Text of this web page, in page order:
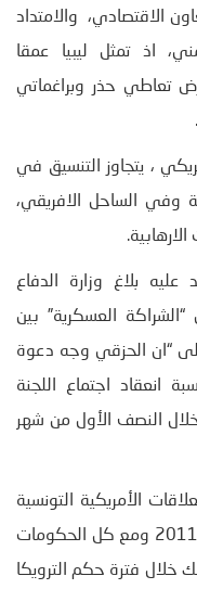
الاقتصادي، والامتداد
اذ تمثل ليبيا عمقا
تعاطي حذر وبراغماتي
، يتجاوز التنسيق في
وفي الساحل الافريقي،
عليه بلاغ وزارة الدفاع
العسكرية” بين
الى “ان الحزقي وجه دعوة
انعقاد اجتماع اللجنة
خلال النصف الأول من شهر
الأمريكية التونسية
بشكل بارز وملحوظ بعد ثورة 14 جانفي 2011 ومع كل الحكومات
خلال فترة حكم الترويكا